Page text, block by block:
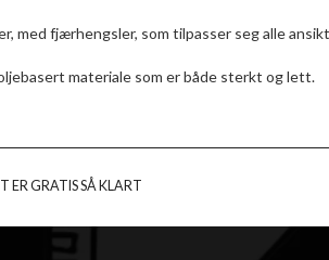
med fjærhengsler, som tilpasser seg alle
materiale som er både sterkt og lett.
ER GRATIS SÅ KLART